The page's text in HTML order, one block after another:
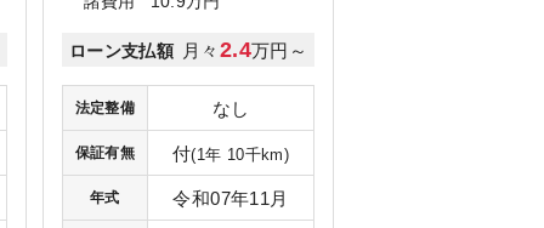
ローン支払額 月々 2.4万円～
法定整備 なし
保証有無 付(1年 10千km)
年式 令和07年11月